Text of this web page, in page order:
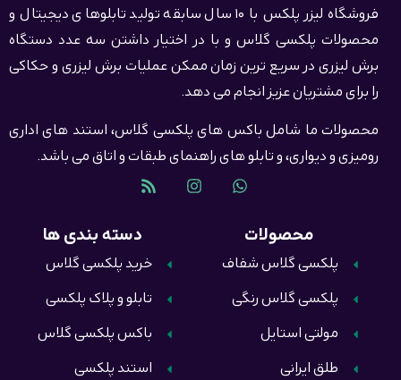
فروشگاه لیزر پلکس با 10 سال سابقه تولید تابلوهای دیجیتال و
محصولات پلکسی گلاس و با در اختیار داشتن سه عدد دستگاه
برش لیزری در سریع ترین زمان ممکن عملیات برش لیزری و حکاکی
را برای مشتریان عزیز انجام می دهد.
محصولات ما شامل باکس های پلکسی گلاس، استند های اداری
رومیزی و دیواری، و تابلو های راهنمای طبقات و اتاق می باشد.
دسته بندی ها
خرید پلکسی گلاس
تابلو و پلاک پلکسی
باکس پلکسی گلاس
استند پلکسی
محصولات
پلکسی گلاس شفاف
پلکسی گلاس رنگی
مولتی استایل
طلق ایرانی